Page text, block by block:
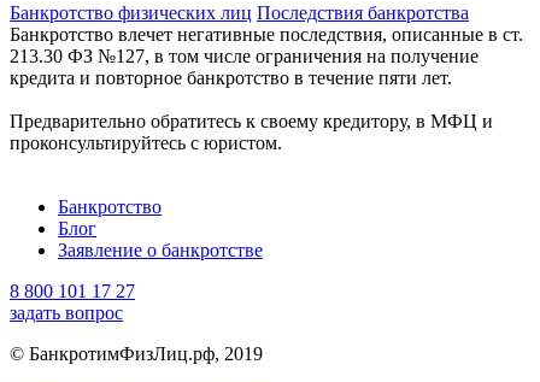
Банкротство физических лиц Последствия банкротства
Банкротство влечет негативные последствия, описанные в ст.
213.30 ФЗ №127, в том числе ограничения на получение
кредита и повторное банкротство в течение пяти лет.
Предварительно обратитесь к своему кредитору, в МФЦ и
проконсультируйтесь с юристом.
Банкротство
Блог
Заявление о банкротстве
8 800 101 17 27
задать вопрос
© БанкротимФизЛиц.рф, 2019